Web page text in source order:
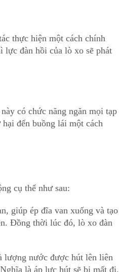
thực hiện một cách chính
lực đàn hồi của lò xo sẽ phát
có chức năng ngăn mọi tạp
đến buồng lái một cách
cụ thể như sau:
giúp ép đĩa van xuống và tạo
Đồng thời lúc đó, lò xo đàn
lượng nước được hút lên liên
là áp lực hút sẽ bị mất đi.